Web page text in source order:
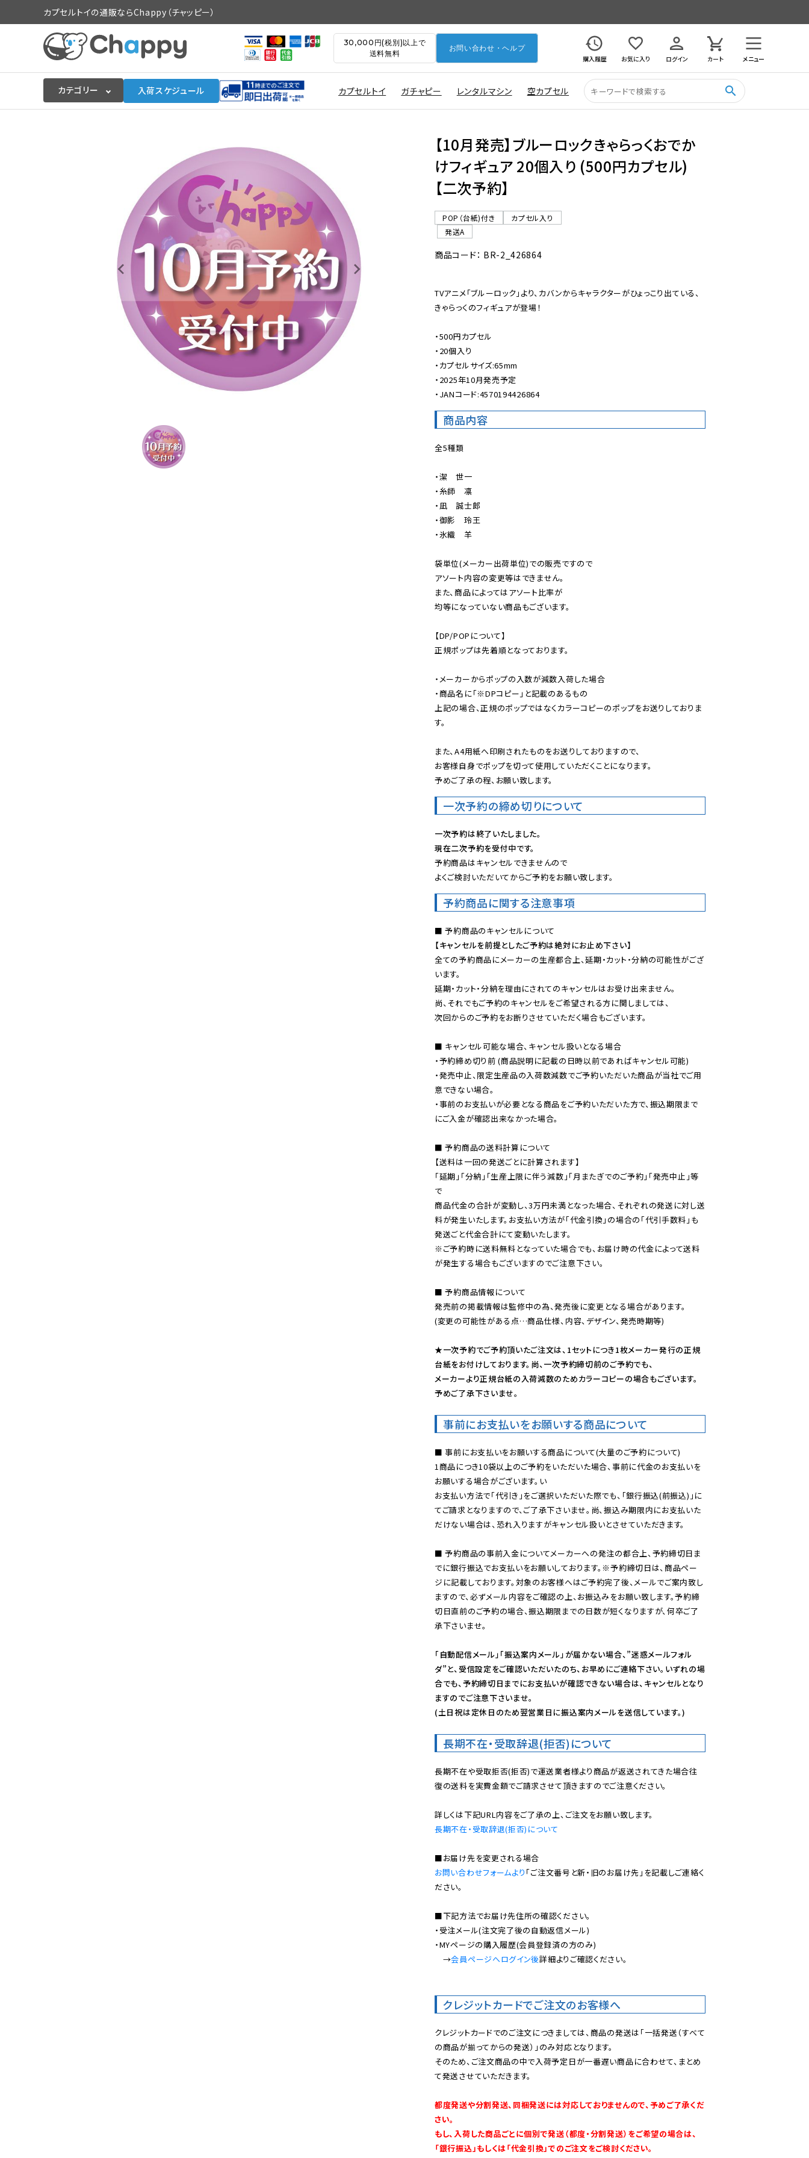
カプセルトイの通販ならChappy（チャッピー）
30,000円(税別)以上で
送料無料
お問い合わせ・ヘルプ
購入履歴
お気に入り ログイン カート メニュー
カテゴリー 入荷スケジュール カプセルトイ ガチャピー レンタルマシン 空カプセル search
【10月発売】ブルーロックきゃらっくおでか
けフィギュア 20個入り (500円カプセル)
【二次予約】
POP（台紙)付き
カプセル入り
発送A
商品コード： BR-2_426864
TVアニメ「ブルーロック」より、カバンからキャラクターがひょっこり出ている、
きゃらっくのフィギュアが登場！
・500円カプセル
・20個入り
・カプセルサイズ:65mm
・2025年10月発売予定
・JANコード:4570194426864
商品内容
全5種類
・潔　世一
・糸師　凛
・凪　誠士郎
・御影　玲王
・氷織　羊
袋単位(メーカー出荷単位)での販売ですので
アソート内容の変更等はできません。
また、商品によってはアソート比率が
均等になっていない商品もございます。
【DP/POPについて】
正規ポップは先着順となっております。
・メーカーからポップの入数が減数入荷した場合
・商品名に「※DPコピー」と記載のあるもの
上記の場合、正規のポップではなくカラーコピーのポップをお送りしておりま
す。
また、A4用紙へ印刷されたものをお送りしておりますので、
お客様自身でポップを切って使用していただくことになります。
予めご了承の程、お願い致します。
一次予約の締め切りについて
一次予約は終了いたしました。
現在二次予約を受付中です。
予約商品はキャンセルできませんので
よくご検討いただいてからご予約をお願い致します。
予約商品に関する注意事項
【キャンセルを前提としたご予約は絶対にお止め下さい】
全ての予約商品にメーカーの生産都合上、延期・カット・分納の可能性がござ
います。
延期・カット・分納を理由にされてのキャンセルはお受け出来ません。
尚、それでもご予約のキャンセルをご希望される方に関しましては、
次回からのご予約をお断りさせていただく場合もございます。
■ キャンセル可能な場合、キャンセル扱いとなる場合
・予約締め切り前 (商品説明に記載の日時以前であればキャンセル可能)
・発売中止、限定生産品の入荷数減数でご予約いただいた商品が当社でご用
意できない場合。
・事前のお支払いが必要となる商品をご予約いただいた方で、振込期限まで
にご入金が確認出来なかった場合。
■ 予約商品の送料計算について
【送料は一回の発送ごとに計算されます】
「延期」「分納」「生産上限に伴う減数」「月またぎでのご予約」「発売中止」等
で
商品代金の合計が変動し、3万円未満となった場合、それぞれの発送に対し送
料が発生いたします。お支払い方法が「代金引換」の場合の「代引手数料」も
※ご予約時に送料無料となっていた場合でも、お届け時の代金によって送料
が発生する場合もございますのでご注意下さい。
■ 予約商品情報について
発売前の掲載情報は監修中の為、発売後に変更となる場合があります。
(変更の可能性がある点…商品仕様、内容、デザイン、発売時期等)
★一次予約でご予約頂いたご注文は、1セットにつき1枚メーカー発行の正規
台紙をお付けしております。尚、一次予約締切前のご予約でも、
メーカーより正規台紙の入荷減数のためカラーコピーの場合もございます。
予めご了承下さいませ。
事前にお支払いをお願いする商品について
■ 事前にお支払いをお願いする商品について(大量のご予約について)
1商品につき10袋以上のご予約をいただいた場合、事前に代金のお支払いを
お願いする場合がございます。い
お支払い方法で「代引き」をご選択いただいた際でも、「銀行振込(前振込)」に
てご請求となりますので、ご了承下さいませ。尚、振込み期限内にお支払いた
だけない場合は、恐れ入りますがキャンセル扱いとさせていただきます。
■ 予約商品の事前入金についてメーカーへの発注の都合上、予約締切日ま
でに銀行振込でお支払いをお願いしております。※予約締切日は、商品ペー
ジに記載しております。対象のお客様へはご予約完了後、メールでご案内致し
ますので、必ずメール内容をご確認の上、お振込みをお願い致します。予約締
切日直前のご予約の場合、振込期限までの日数が短くなりますが、何卒ご了
承下さいませ。
「自動配信メール」「振込案内メール」が届かない場合、”迷惑メールフォル
ダ”と、受信設定をご確認いただいたのち、お早めにご連絡下さい。いずれの場
合でも、予約締切日までにお支払いが確認できない場合は、キャンセルとなり
ますのでご注意下さいませ。
(土日祝は定休日のため翌営業日に振込案内メールを送信しています。)
長期不在・受取辞退(拒否)について
長期不在や受取拒否(拒否)で運送業者様より商品が返送されてきた場合往
復の送料を実費金額でご請求させて頂きますのでご注意ください。
長期不在・受取辞退(拒否)について
お問い合わせフォームより 「ご注文番号と新・旧のお届け先」を記載しご連絡く
ださい。
■下記方法でお届け先住所の確認ください。
・受注メール(注文完了後の自動返信メール)
・MYページの購入履歴(会員登録済の方のみ)
→会員ページへログイン後詳細よりご確認ください。
クレジットカードでご注文のお客様へ
クレジットカードでのご注文につきましては、商品の発送は「一括発送（すべて
の商品が揃ってからの発送）」のみ対応となります。
そのため、ご注文商品の中で入荷予定日が一番遅い商品に合わせて、まとめ
て発送させていただきます。
都度発送や分割発送、同梱発送には対応しておりませんので、予めご了承くだ
さい。
もし、入荷した商品ごとに個別で発送（都度・分割発送）をご希望の場合は、
「銀行振込」もしくは「代金引換」でのご注文をご検討ください。